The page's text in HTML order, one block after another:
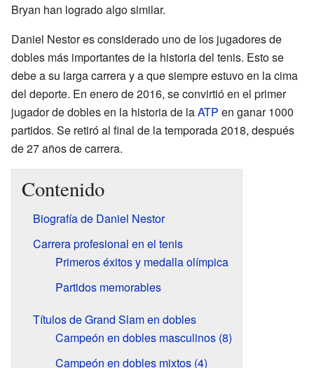
Bryan han logrado algo similar.
Daniel Nestor es considerado uno de los jugadores de
dobles más importantes de la historia del tenis. Esto se
debe a su larga carrera y a que siempre estuvo en la cima
del deporte. En enero de 2016, se convirtió en el primer
jugador de dobles en la historia de laATP en ganar 1000
partidos. Se retiró al final de la temporada 2018, después
de 27 años de carrera.
Contenido
Biografía de Daniel Nestor
Carrera profesional en el tenis
Primeros éxitos y medalla olímpica
Partidos memorables
Títulos de Grand Slam en dobles
Campeón en dobles masculinos (8)
Campeón en dobles mixtos (4)